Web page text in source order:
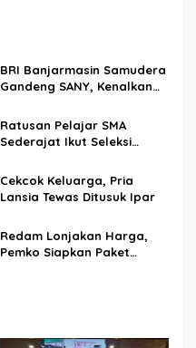
BRI Banjarmasin Samudera
Gandeng SANY, Kenalkan
Ratusan Pelajar SMA
Sederajat Ikut Seleksi
Pemko Banjarmasin
Cekcok Keluarga, Pria
Lansia Tewas Ditusuk Ipar
Redam Lonjakan Harga,
Pemko Siapkan Paket